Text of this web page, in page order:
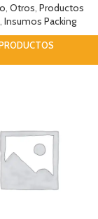
, Otros, Productos
, Insumos Packing